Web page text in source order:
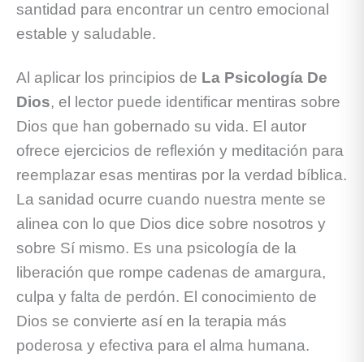
santidad para encontrar un centro emocional
estable y saludable.
Al aplicar los principios de La Psicología De
Dios, el lector puede identificar mentiras sobre
Dios que han gobernado su vida. El autor
ofrece ejercicios de reflexión y meditación para
reemplazar esas mentiras por la verdad bíblica.
La sanidad ocurre cuando nuestra mente se
alinea con lo que Dios dice sobre nosotros y
sobre Sí mismo. Es una psicología de la
liberación que rompe cadenas de amargura,
culpa y falta de perdón. El conocimiento de
Dios se convierte así en la terapia más
poderosa y efectiva para el alma humana.